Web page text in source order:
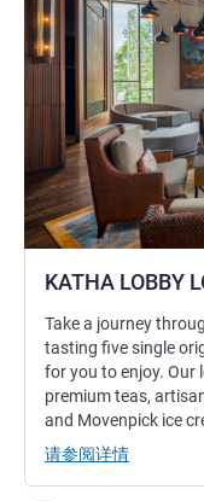
KATHA LOBBY
Take a journey
tasting five single
for you to enjoy. Our
premium teas,
and Movenpick ice
请参阅详情